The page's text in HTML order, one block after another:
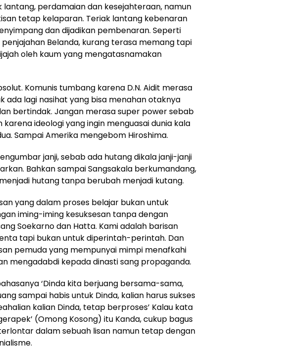
perdamaian dan kesejahteraan, namun
tetap kelaparan. Teriak lantang kebenaran
dan dijadikan pembenaran. Seperti
Belanda, kurang terasa memang tapi
oleh kaum yang mengatasnamakan
Komunis tumbang karena D.N. Aidit merasa
ada lagi nasihat yang bisa menahan otaknya
bertindak. Jangan merasa super power sebab
ideologi yang ingin menguasai dunia kala
Sampai Amerika mengebom Hiroshima.
janji, sebab ada hutang dikala janji-janji
Bahkan sampai Sangsakala berkumandang,
hutang tanpa berubah menjadi kutang.
yang dalam proses belajar bukan untuk
iming-iming kesuksesan tanpa dengan
Soekarno dan Hatta. Kami adalah barisan
tapi bukan untuk diperintah-perintah. Dan
pemuda yang mempunyai mimpi menafkahi
mengadabdi kepada dinasti sang propaganda.
‘Dinda kita berjuang bersama-sama,
sampai habis untuk Dinda, kalian harus sukses
kalian Dinda, tetap berproses’ Kalau kata
(Omong Kosong) itu Kanda, cukup bagus
dalam sebuah lisan namun tetap dengan